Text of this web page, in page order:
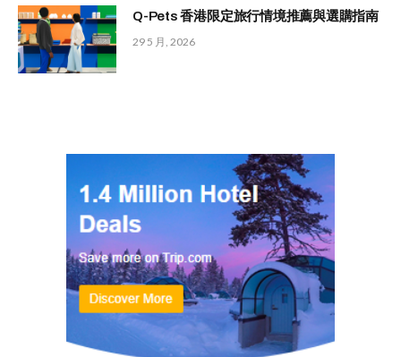
Q-Pets 香港限定旅行情境推薦與選購指南
29 5 月, 2026